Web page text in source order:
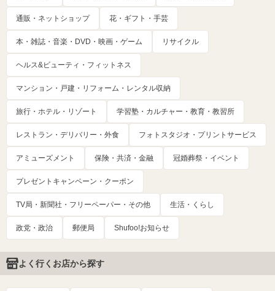
通販・ネットショップ 花・ギフト・手芸
本・雑誌・音楽・DVD・映画・ゲーム リサイクル
ヘルス&ビューティ・フィットネス
マンション・戸建・リフォーム・レンタル収納
旅行・ホテル・リゾート 学習塾・カルチャー・教育・教習所
レストラン・デリバリー・外食 フォトスタジオ・プリントサービス
アミューズメント 保険・共済・金融 冠婚葬祭・イベント
プレゼントキャンペーン・クーポン
TV局・新聞社・フリーペーパー・その他 生活・くらし
政党・政治 郵便局 Shufoo!お知らせ
よく行くお店から探す